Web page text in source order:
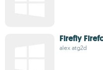
Firefly
alex atg2d